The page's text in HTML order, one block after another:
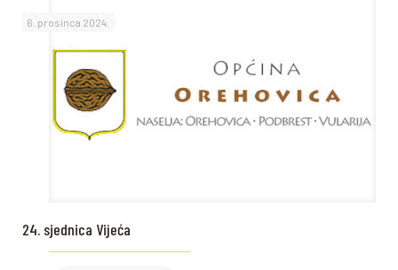
6. prosinca 2024.
24. sjednica Vijeća